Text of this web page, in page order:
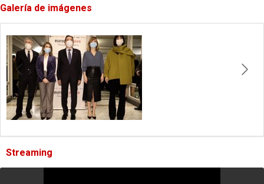
Galería de imágenes
Streaming